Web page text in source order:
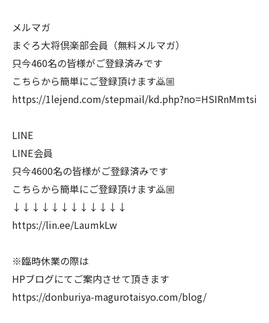
メルマガ
まぐろ大将倶楽部会員（無料メルマガ）
只今460名の皆様がご登録済みです
こちらから簡単にご登録頂けます🙇🏼
https://1lejend.com/stepmail/kd.php?no=HSIRnMmtsi
LINE
LINE会員
只今4600名の皆様がご登録済みです
こちらから簡単にご登録頂けます🙇🏼
↓↓↓↓↓↓↓↓↓↓↓↓
https://lin.ee/LaumkLw
※臨時休業の際は
HPブログにてご案内させて頂きます
https://donburiya-magurotaisyo.com/blog/